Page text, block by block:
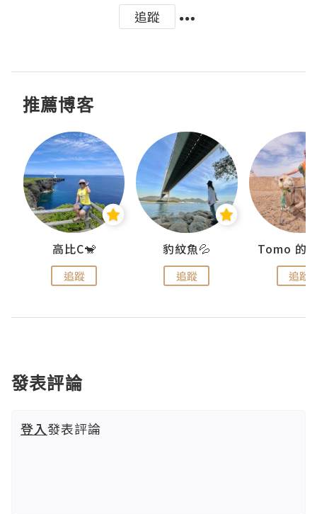
追蹤
推薦博客
高比C🐒
追蹤
豹紋魚💦
追蹤 追蹤
發表評論
登入發表評論